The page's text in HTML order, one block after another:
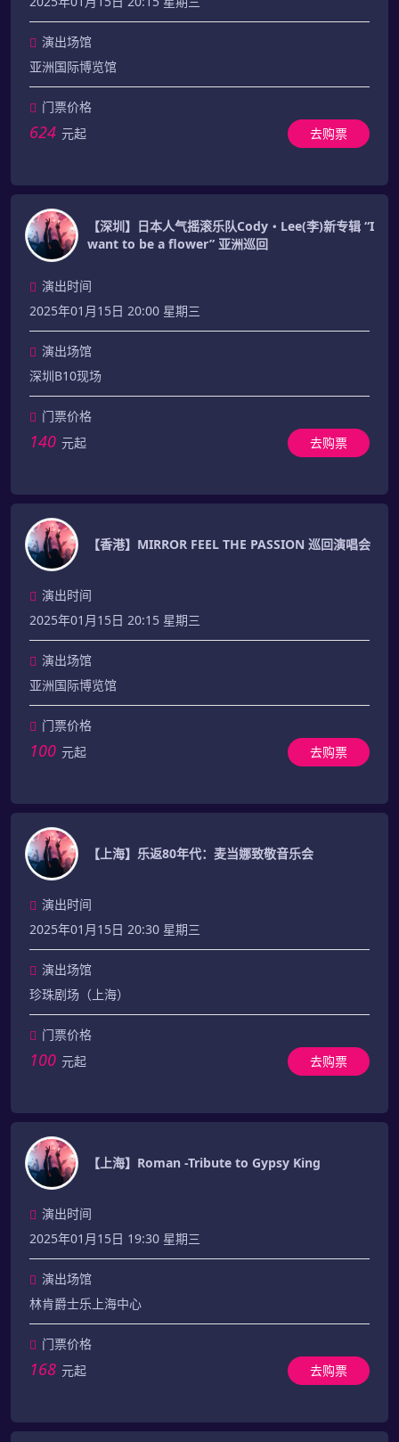
演出场馆
亚洲国际博览馆
门票价格
624 元起 去购票
【深圳】日本人气摇滚乐队Cody・Lee(李)新专辑 “I
want to be a flower” 亚洲巡回
演出时间
2025年01月15日 20:00 星期三
演出场馆
深圳B10现场
门票价格
140 元起 去购票
【香港】MIRROR FEEL THE PASSION 巡回演唱会
演出时间
2025年01月15日 20:15 星期三
演出场馆
亚洲国际博览馆
门票价格
100 元起 去购票
【上海】乐返80年代：麦当娜致敬音乐会
演出时间
2025年01月15日 20:30 星期三
演出场馆
珍珠剧场（上海）
门票价格
100 元起 去购票
【上海】Roman -Tribute to Gypsy King
演出时间
2025年01月15日 19:30 星期三
演出场馆
林肯爵士乐上海中心
门票价格
168 元起 去购票